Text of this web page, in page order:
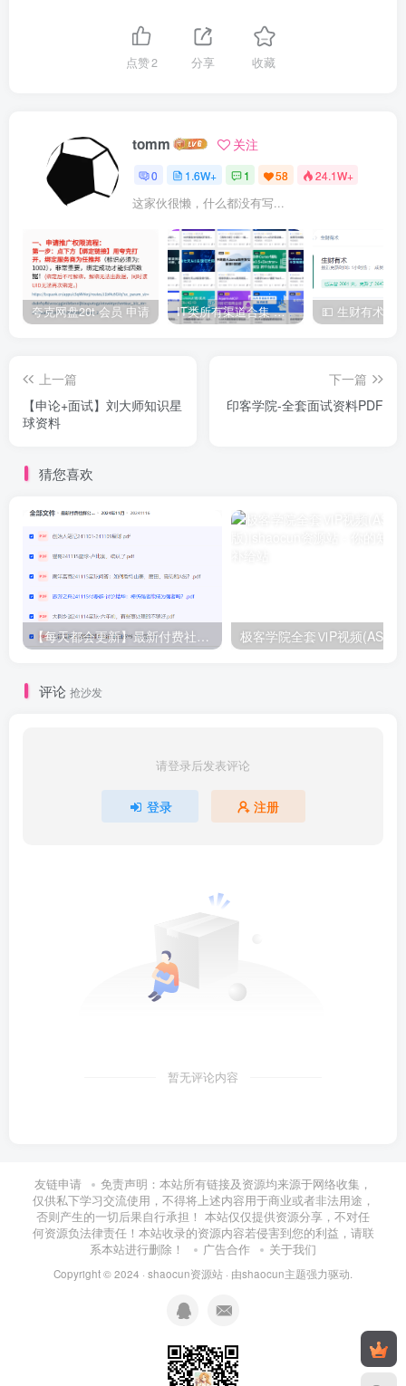
点赞2 分享 收藏
tomm 关注
0 1.6W+ 1 58 24.1W+
这家伙很懒，什么都没有写...
夸克网盘20t 会员 申请 IT类所有渠道合集 持续日更，目前近四千多条资源 年费用户微信私信获取权限
上一篇
【申论+面试】刘大师知识星
球资料
下一篇
印客学院-全套面试资料PDF
猜您喜欢
【每天都会更新】最新付费社群公众号文章 极客学院全套ⅥP视频(AS版)
评论 抢沙发
请登录后发表评论
登录 注册
暂无评论内容
友链申请
免责声明：本站所有链接及资源均来源于网络收集，
仅供私下学习交流使用，不得将上述内容用于商业或者非法用途，
否则产生的一切后果自行承担！ 本站仅仅提供资源分享，不对任
何资源负法律责任！本站收录的资源内容若侵害到您的利益，请联
系本站进行删除！
广告合作 关于我们
Copyright © 2024 · shaocun资源站 · 由shaocun主题强力驱动.